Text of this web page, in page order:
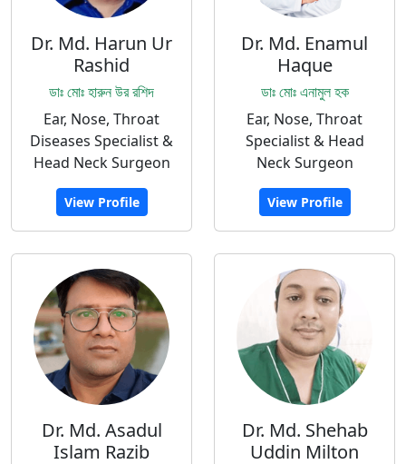
Dr. Md. Harun Ur
Rashid
ডাঃ মোঃ হারুন উর রশিদ
Ear, Nose, Throat
Diseases Specialist &
Head Neck Surgeon
View Profile
Dr. Md. Enamul
Haque
ডাঃ মোঃ এনামুল হক
Ear, Nose, Throat
Specialist & Head
Neck Surgeon
View Profile
Dr. Md. Asadul
Islam Razib
Dr. Md. Shehab
Uddin Milton